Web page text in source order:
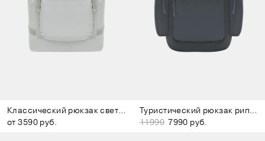
Классический рюкзак светло-серый
от 3590 руб.
Туристический рюкзак рипстоп тёмно-серый
11990 7990 руб.